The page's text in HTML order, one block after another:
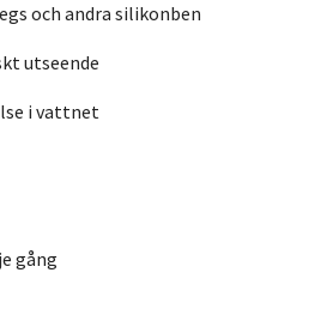
och andra silikonben
utseende
i vattnet
gång